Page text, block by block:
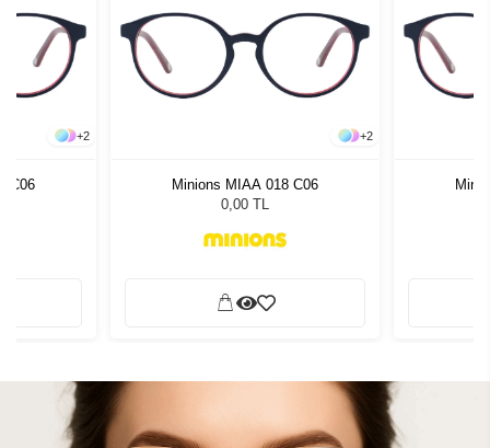
+2
C06
+2
Minions MIAA 018 C06
0,00 TL